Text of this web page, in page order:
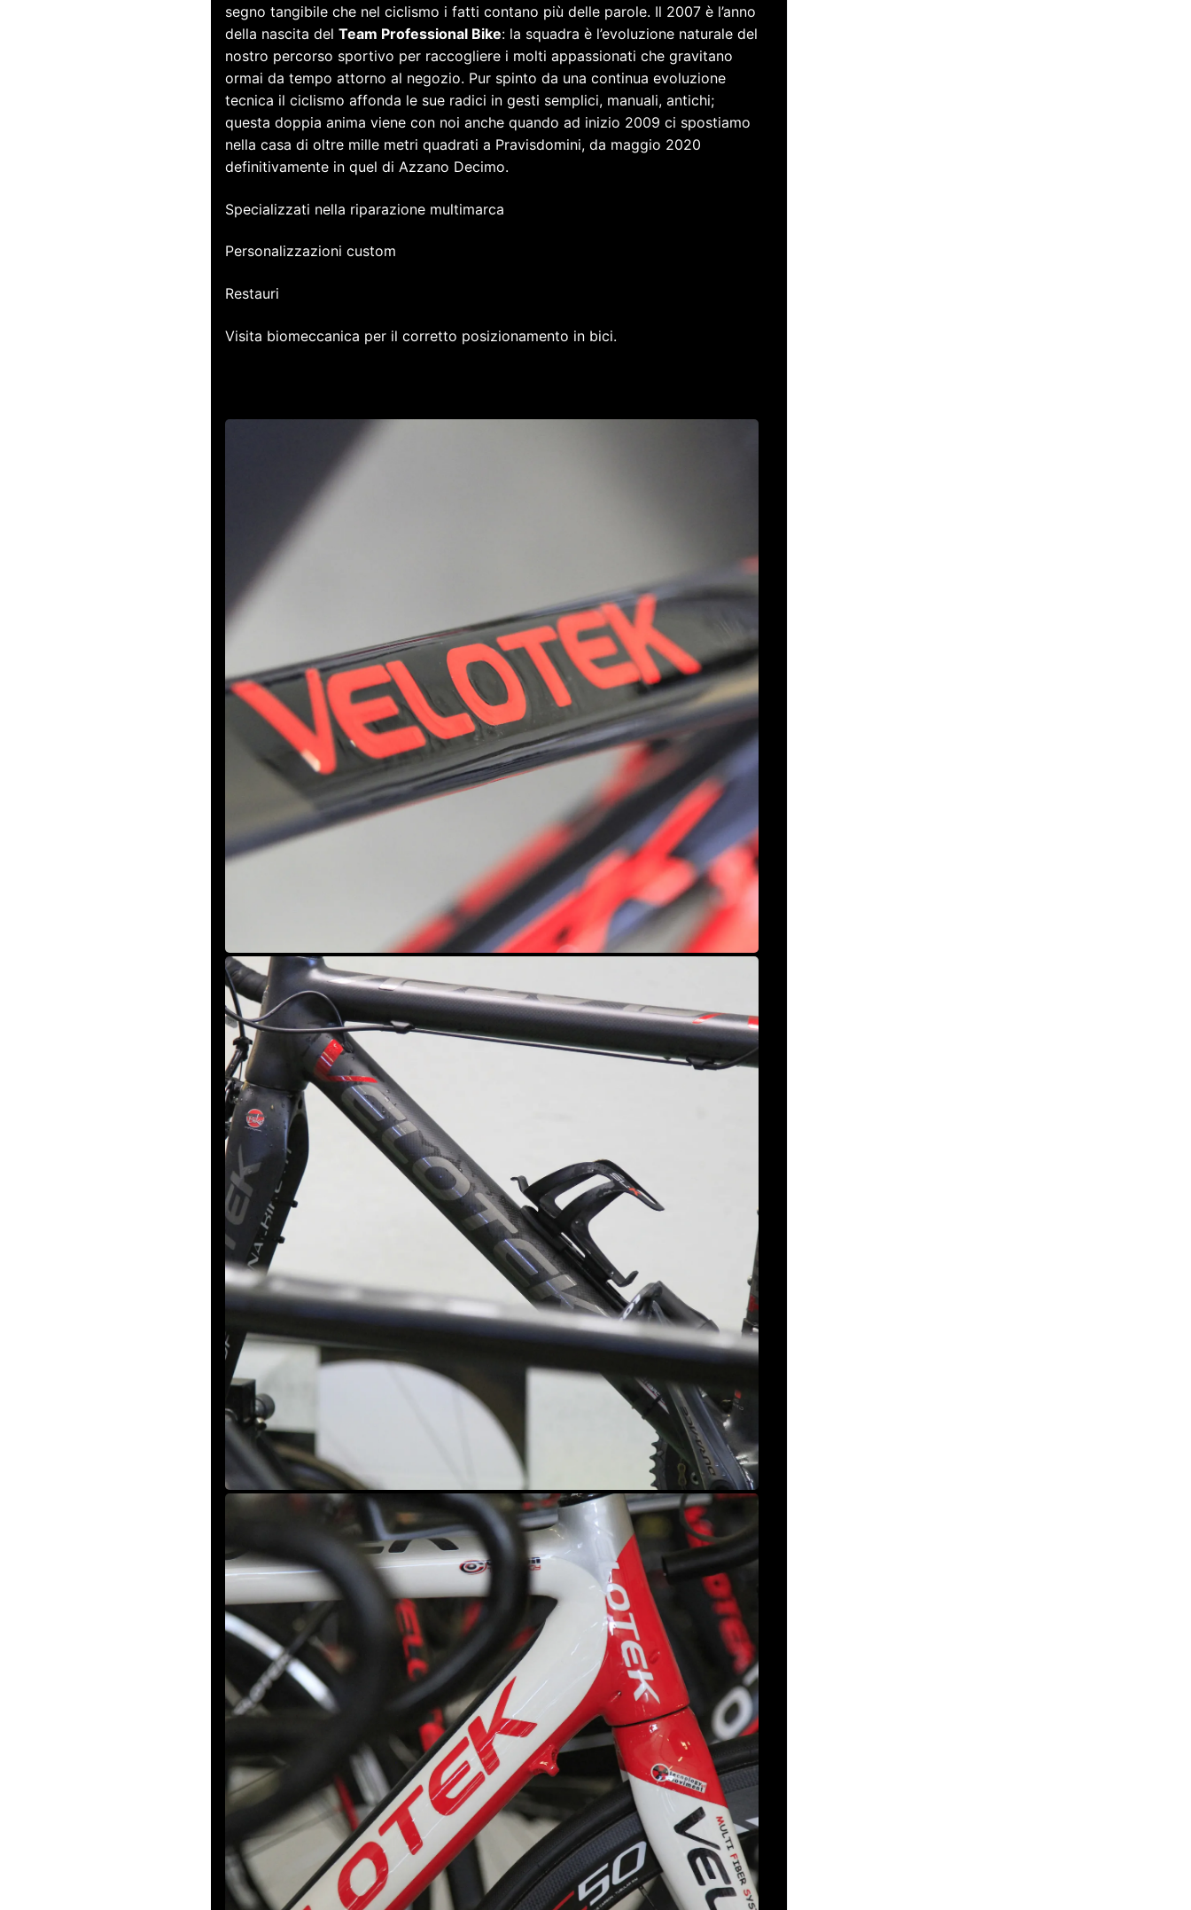
segno tangibile che nel ciclismo i fatti contano più delle parole. Il 2007 è l’anno
della nascita del Team Professional Bike: la squadra è l’evoluzione naturale del
nostro percorso sportivo per raccogliere i molti appassionati che gravitano
ormai da tempo attorno al negozio. Pur spinto da una continua evoluzione
tecnica il ciclismo affonda le sue radici in gesti semplici, manuali, antichi;
questa doppia anima viene con noi anche quando ad inizio 2009 ci spostiamo
nella casa di oltre mille metri quadrati a Pravisdomini, da maggio 2020
definitivamente in quel di Azzano Decimo.
Specializzati nella riparazione multimarca
Personalizzazioni custom
Restauri
Visita biomeccanica per il corretto posizionamento in bici.